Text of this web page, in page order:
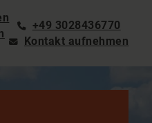
+49 3028436770
Kontakt aufnehmen